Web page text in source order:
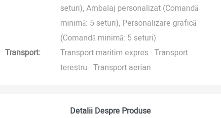
seturi), Ambalaj personalizat (Comandă
minimă: 5 seturi), Personalizare grafică
(Comandă minimă: 5 seturi)
Transport:
Transport maritim expres · Transport
terestru · Transport aerian
Detalii Despre Produse